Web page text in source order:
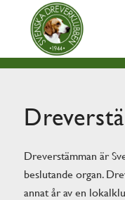
Dreverstämman är
beslutande organ.
annat år av en